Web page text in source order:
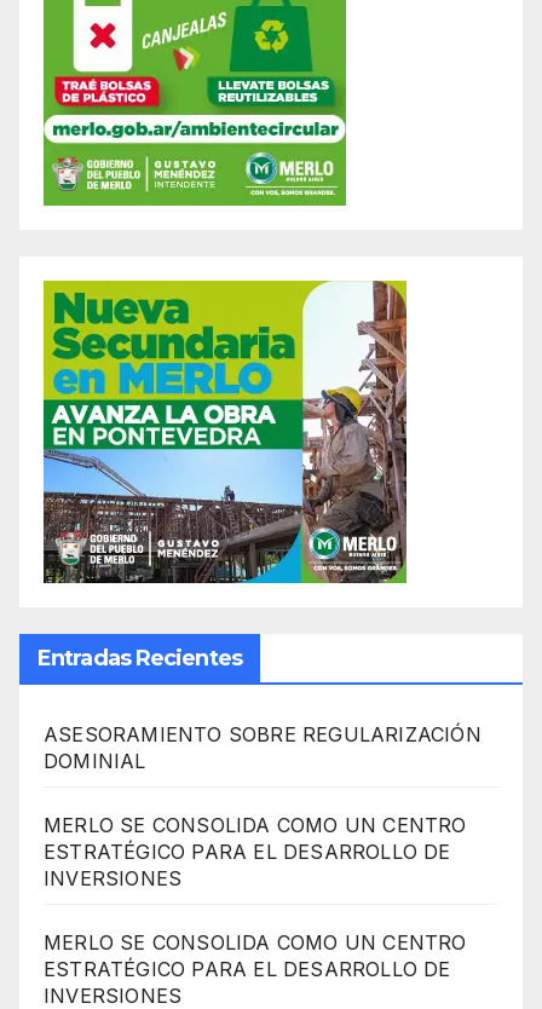
Entradas Recientes
ASESORAMIENTO SOBRE REGULARIZACIÓN
DOMINIAL
MERLO SE CONSOLIDA COMO UN CENTRO
ESTRATÉGICO PARA EL DESARROLLO DE
INVERSIONES
MERLO SE CONSOLIDA COMO UN CENTRO
ESTRATÉGICO PARA EL DESARROLLO DE
INVERSIONES